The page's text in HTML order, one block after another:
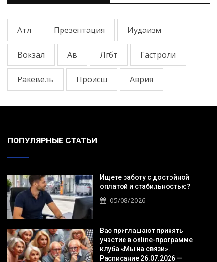
Атл Презентация Иудаизм
Вокзал Ав Лгбт Гастроли
Ракевель Происш Аврия
ПОПУЛЯРНЫЕ СТАТЬИ
Ищете работу с достойной
оплатой и стабильностью?
05/08/2026
Вас приглашают принять
участие в online-программе
клуба «Мы на связи».
Расписание 26.07.2026 —